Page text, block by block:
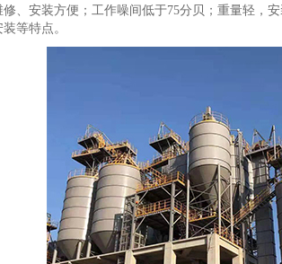
修、安装方便；工作噪间低于75分贝；重量轻，
等特点。